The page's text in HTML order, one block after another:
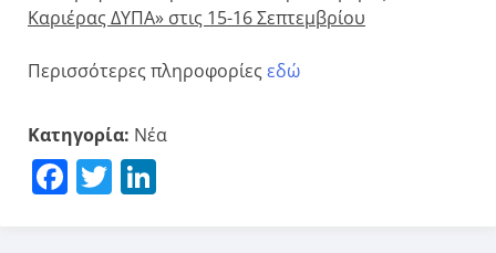
Καριέρας ΔΥΠΑ» στις 15-16 Σεπτεμβρίου
Περισσότερες πληροφορίες εδώ
Κατηγορία: Νέα
Facebook
Twitter